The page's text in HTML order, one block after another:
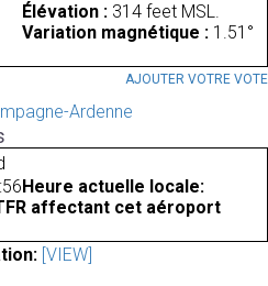
Élévation : 314 feet MSL.
Variation magnétique : 1.51°
AJOUTER VOTRE VOTE
Ardenne
Heure actuelle locale:
affectant cet aéroport
[VIEW]